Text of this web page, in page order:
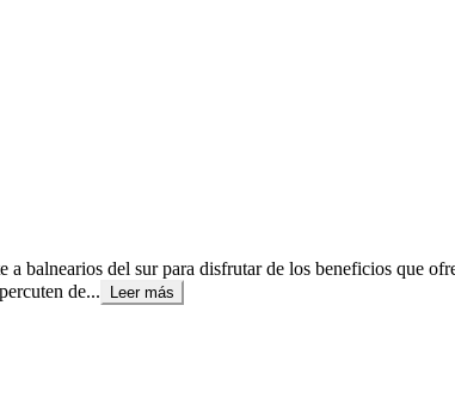
a balnearios del sur para disfrutar de los beneficios que
de...
Leer más